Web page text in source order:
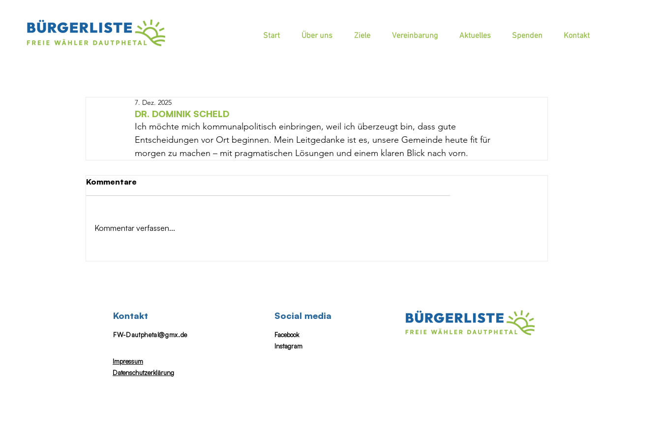
Start Über uns Ziele Vereinbarung Aktuelles Spenden Kontakt
DR. DOMINIK SCHELD
7. Dez. 2025
Ich möchte mich kommunalpolitisch einbringen, weil ich überzeugt bin, dass gute
Entscheidungen vor Ort beginnen. Mein Leitgedanke ist es, unsere Gemeinde heute fit für
morgen zu machen – mit pragmatischen Lösungen und einem klaren Blick nach vorn.
Kommentare
Kommentar verfassen...
Kontakt
FW-Dautphetal@gmx.de
Social media
Facebook
Instagram
Impressum
Datenschutzerklärung